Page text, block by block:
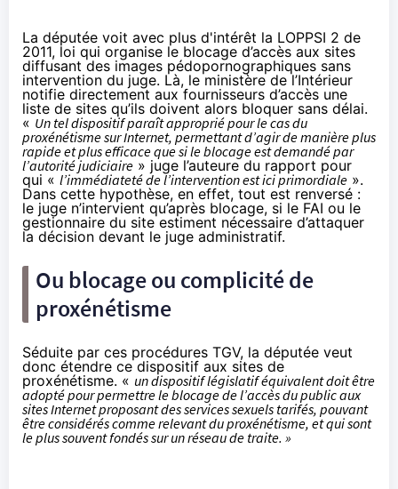
La députée voit avec plus d'intérêt la LOPPSI 2 de
2011, loi qui organise le blocage d’accès aux sites
diffusant des images pédopornographiques sans
intervention du juge. Là, le ministère de l’Intérieur
notifie directement aux fournisseurs d’accès une
liste de sites qu’ils doivent alors bloquer sans délai.
« Un tel dispositif paraît approprié pour le cas du
proxénétisme sur Internet, permettant d’agir de manière plus
rapide et plus efficace que si le blocage est demandé par
l’autorité judiciaire » juge l’auteure du rapport pour
qui « l’immédiateté de l’intervention est ici primordiale ».
Dans cette hypothèse, en effet, tout est renversé :
le juge n’intervient qu’après blocage, si le FAI ou le
gestionnaire du site estiment nécessaire d’attaquer
la décision devant le juge administratif.
Ou blocage ou complicité de
proxénétisme
Séduite par ces procédures TGV, la députée veut
donc étendre ce dispositif aux sites de
proxénétisme. « un dispositif législatif équivalent doit être
adopté pour permettre le blocage de l’accès du public aux
sites Internet proposant des services sexuels tarifés, pouvant
être considérés comme relevant du proxénétisme, et qui sont
le plus souvent fondés sur un réseau de traite. »